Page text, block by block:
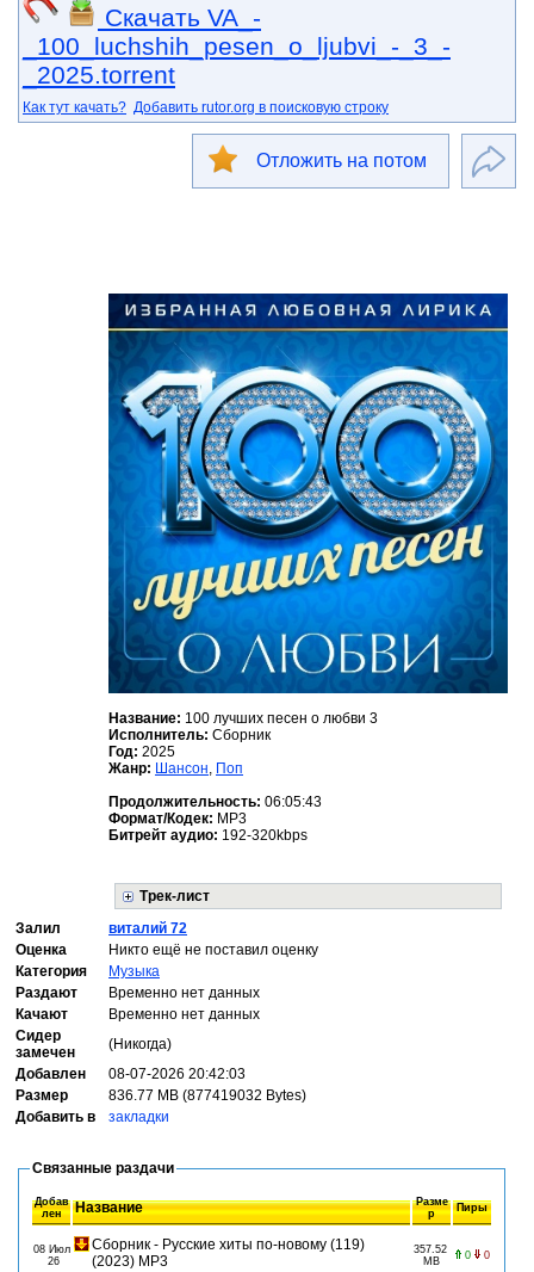
Скачать VA_-
_100_luchshih_pesen_o_ljubvi_-_3_-
_2025.torrent
Как тут качать? Добавить rutor.org в поисковую строку
Отложить на потом
Название: 100 лучших песен о любви 3
Исполнитель: Сборник
Год: 2025
Жанр: Шансон, Поп
Продолжительность: 06:05:43
Формат/Кодек: MP3
Битрейт аудио: 192-320kbps
Трек-лист
Залил
виталий 72
Оценка
Никто ещё не поставил оценку
Категория
Музыка
Раздают
Временно нет данных
Качают
Временно нет данных
Сидер
замечен
(Никогда)
Добавлен
08-07-2026 20:42:03
Размер
836.77 MB (877419032 Bytes)
Добавить в
закладки
Связанные раздачи
Добав
лен
Название
Разме
р
Пиры
08 Июл
26
Сборник - Русские хиты по-новому (119)
(2023) MP3
357.52
MB
0 0